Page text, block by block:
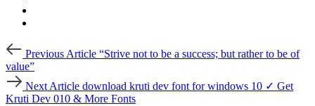
Post
navigation
Article
Previous Article “Strive not to be a success; but rather to be of
value”
Article
Next Article download kruti dev font for windows 10 ✓ Get
Kruti Dev 010 & More Fonts